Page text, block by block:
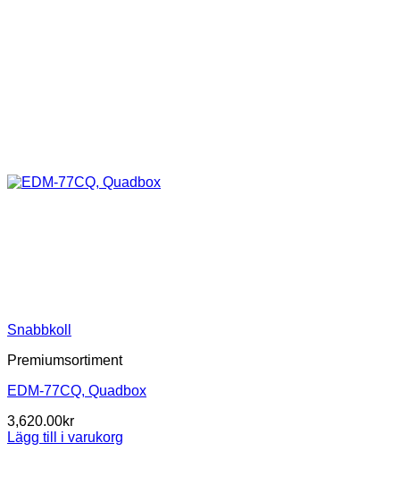
Snabbkoll
Premiumsortiment
EDM-77CQ, Quadbox
3,620.00kr
Lägg till i varukorg